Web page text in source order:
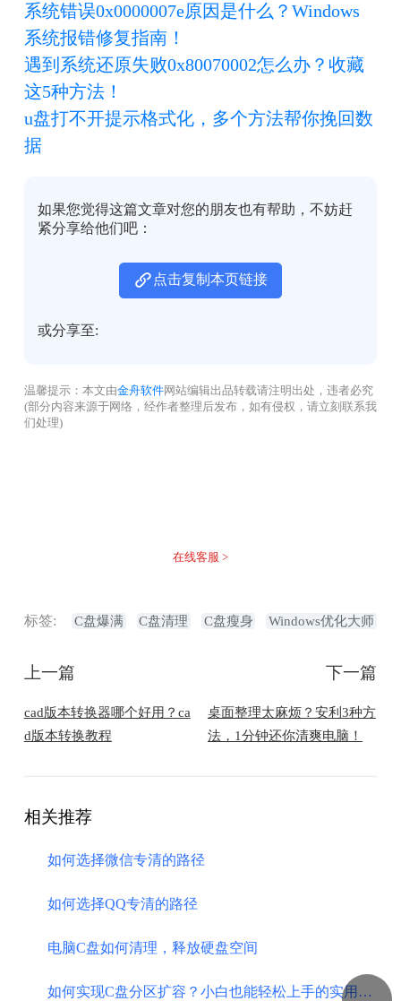
系统错误0x0000007e原因是什么？Windows
系统报错修复指南！
遇到系统还原失败0x80070002怎么办？收藏
这5种方法！
u盘打不开提示格式化，多个方法帮你挽回数
据
如果您觉得这篇文章对您的朋友也有帮助，不妨赶
紧分享给他们吧：
点击复制本页链接
或分享至:
温馨提示：本文由金舟软件网站编辑出品转载请注明出处，违者必究
(部分内容来源于网络，经作者整理后发布，如有侵权，请立刻联系我
们处理)
在线客服 >
标签: C盘爆满 C盘清理 C盘瘦身 Windows优化大师
上一篇
cad版本转换器哪个好用？ca
d版本转换教程
下一篇
​桌面整理太麻烦？安利3种方
法，1分钟还你清爽电脑！
相关推荐
如何选择微信专清的路径
如何选择QQ专清的路径
电脑C盘如何清理，释放硬盘空间
​如何实现C盘分区扩容？小白也能轻松上手的实用教程！